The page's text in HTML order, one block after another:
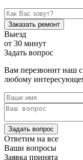
Заказать ремонт
Выезд
от 30 минут
Задать вопрос
Вам перезвонит наш
любому
Задать вопрос
Ответим на все
Ваши вопросы
Заявка принята